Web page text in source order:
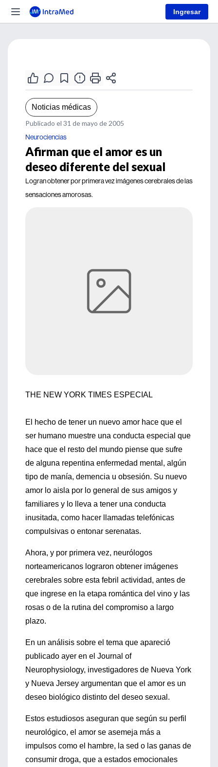
Ingresar
Noticias médicas
Publicado el 31 de mayo de 2005
Neurociencias
Afirman que el amor es un
deseo diferente del sexual
Logran obtener por primera vez imágenes cerebrales de las
sensaciones amorosas.
THE NEW YORK TIMES ESPECIAL
El hecho de tener un nuevo amor hace que el
ser humano muestre una conducta especial que
hace que el resto del mundo piense que sufre
de alguna repentina enfermedad mental, algún
tipo de manía, demencia u obsesión. Su nuevo
amor lo aisla por lo general de sus amigos y
familiares y lo lleva a tener una conducta
inusitada, como hacer llamadas telefónicas
compulsivas o entonar serenatas.
Ahora, y por primera vez, neurólogos
norteamericanos lograron obtener imágenes
cerebrales sobre esta febril actividad, antes de
que ingrese en la etapa romántica del vino y las
rosas o de la rutina del compromiso a largo
plazo.
En un análisis sobre el tema que apareció
publicado ayer en el Journal of
Neurophysiology, investigadores de Nueva York
y Nueva Jersey argumentan que el amor es un
deseo biológico distinto del deseo sexual.
Estos estudiosos aseguran que según su perfil
neurológico, el amor se asemeja más a
impulsos como el hambre, la sed o las ganas de
consumir droga, que a estados emocionales